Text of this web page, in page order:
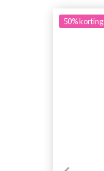
50%korting